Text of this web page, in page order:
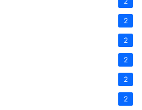
2
2
2
2
2